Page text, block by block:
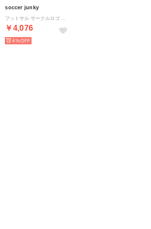
soccer junky
￥4,076
4%